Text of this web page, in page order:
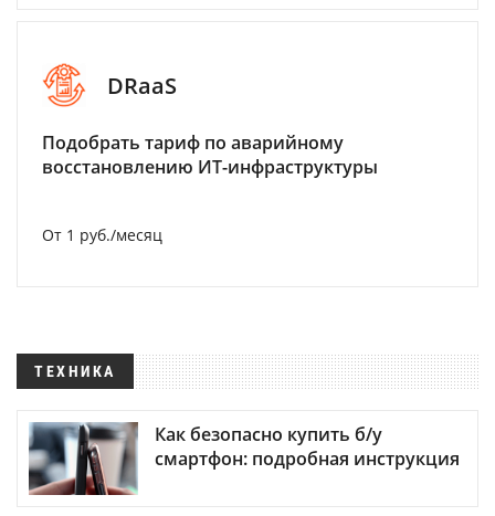
DRaaS
Подобрать тариф по аварийному
восстановлению ИТ-инфраструктуры
От 1 руб./месяц
ТЕХНИКА
Как безопасно купить б/у
смартфон: подробная инструкция